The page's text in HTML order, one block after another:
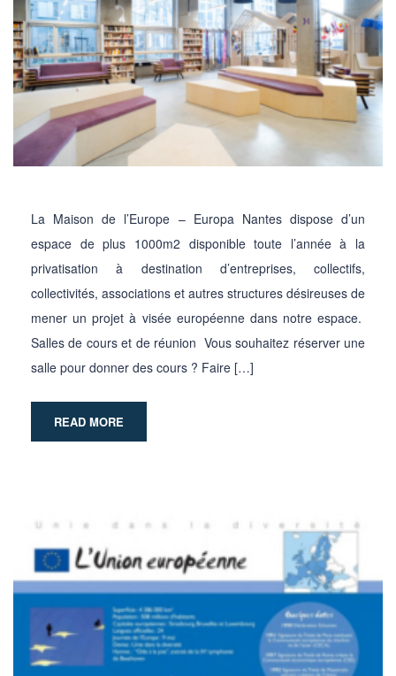
La Maison de l’Europe – Europa Nantes dispose d’un
espace de plus 1000m2 disponible toute l’année à la
privatisation à destination d’entreprises, collectifs,
collectivités, associations et autres structures désireuses de
mener un projet à visée européenne dans notre espace.
Salles de cours et de réunion Vous souhaitez réserver une
salle pour donner des cours ? Faire […]
READ MORE